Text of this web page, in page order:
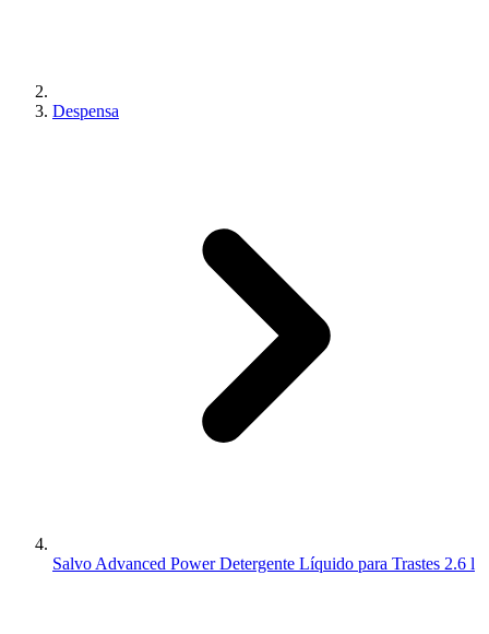
Despensa
Salvo Advanced Power Detergente Líquido para Trastes 2.6 l